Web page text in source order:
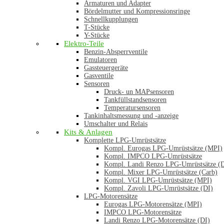
Armaturen und Adapter
Bördelmutter und Kompressionsringe
Schnellkupplungen
T-Stücke
Y-Stücke
Elektro-Teile
Benzin-Absperrventile
Emulatoren
Gassteuergeräte
Gasventile
Sensoren
Druck- un MAPsensoren
Tankfüllstandsensoren
Temperatursensoren
Tankinhaltsmessung und -anzeige
Umschalter und Relais
Kits & Anlagen
Komplette LPG-Umrüstsätze
Kompl. Eurogas LPG-Umrüstsätze (MPI)
Kompl. IMPCO LPG-Umrüstsätze
Kompl. Landi Renzo LPG-Umrüstsätze
Kompl. Mixer LPG-Umrüstsätze (Carb)
Kompl. VGI LPG-Umrüstsätze (MPI)
Kompl. Zavoli LPG-Umrüstsätze (DI)
LPG-Motorensätze
Eurogas LPG-Motorensätze (MPI)
IMPCO LPG-Motorensätze
Landi Renzo LPG-Motorensätze (DI)